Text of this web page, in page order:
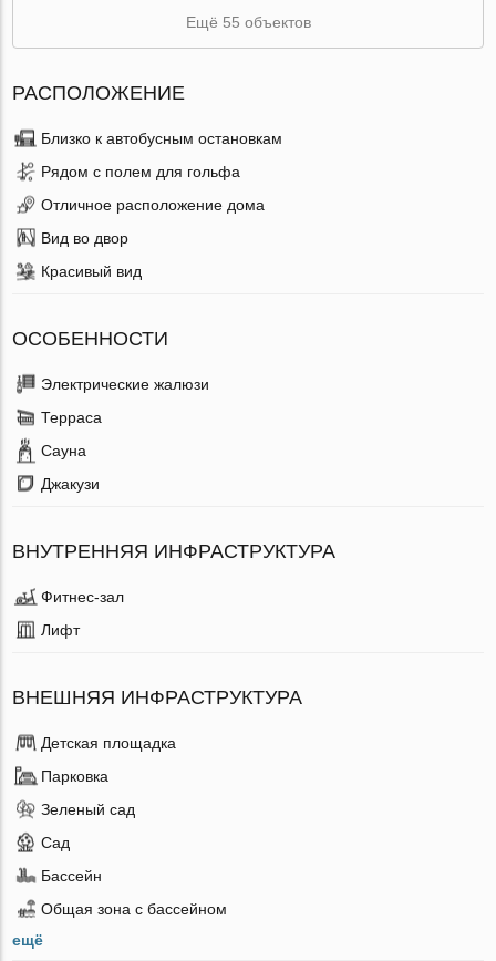
Ещё 55 объектов
РАСПОЛОЖЕНИЕ
Близко к автобусным остановкам
Рядом с полем для гольфа
Отличное расположение дома
Вид во двор
Красивый вид
ОСОБЕННОСТИ
Электрические жалюзи
Терраса
Сауна
Джакузи
ВНУТРЕННЯЯ ИНФРАСТРУКТУРА
Фитнес-зал
Лифт
ВНЕШНЯЯ ИНФРАСТРУКТУРА
Детская площадка
Парковка
Зеленый сад
Сад
Бассейн
Общая зона с бассейном
ещё